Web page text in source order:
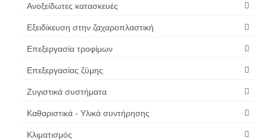
Ανοξείδωτες κατασκευές
Εξειδίκευση στην ζαχαροπλαστική
Επεξεργασία τροφίμων
Επεξεργασίας ζύμης
Ζυγιστικά συστήματα
Καθαριστικά - Υλικά συντήρησης
Κλιματισμός